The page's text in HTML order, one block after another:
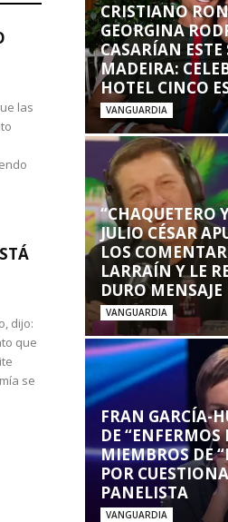
las
dijo:
que
se
CRISTIANO
GEORGINA
CASARÍAN
MADEIRA:
HOTEL CINCO
VANGUARDIA
“CHAQUETERO
JULIO CÉSAR
LOS
LARRAÍN Y LE
DURO MENSAJE
VANGUARDIA
FRAN GARCÍA-
DE
MIEMBROS DE
POR
PANELISTA
VANGUARDIA